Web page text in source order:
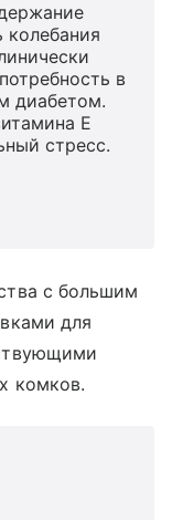
колебания
в
диабетом.
Е
стресс.
с большим
для
комков.